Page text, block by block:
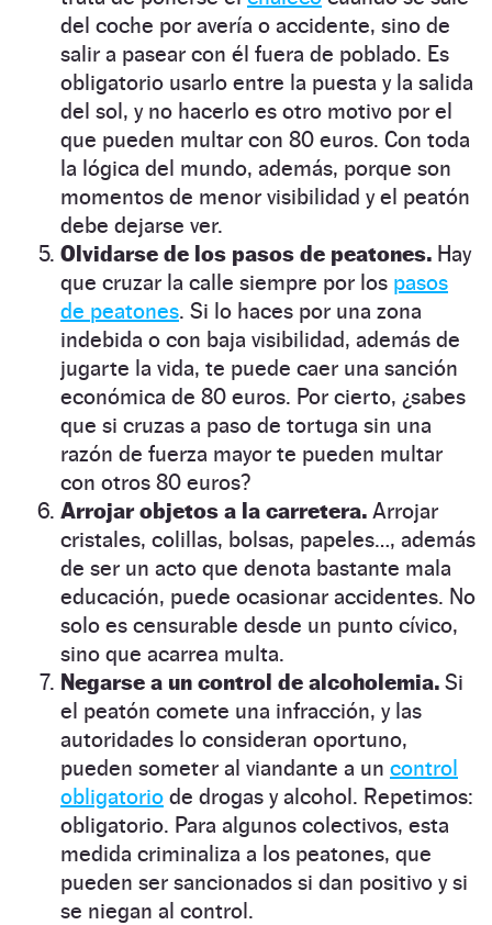
del coche por avería o accidente, sino de
salir a pasear con él fuera de poblado. Es
obligatorio usarlo entre la puesta y la salida
del sol, y no hacerlo es otro motivo por el
que pueden multar con 80 euros. Con toda
la lógica del mundo, además, porque son
momentos de menor visibilidad y el peatón
debe dejarse ver.
Olvidarse de los pasos de peatones. Hay
que cruzar la calle siempre por los pasos
de peatones. Si lo haces por una zona
indebida o con baja visibilidad, además de
jugarte la vida, te puede caer una sanción
económica de 80 euros. Por cierto, ¿sabes
que si cruzas a paso de tortuga sin una
razón de fuerza mayor te pueden multar
con otros 80 euros?
Arrojar objetos a la carretera. Arrojar
cristales, colillas, bolsas, papeles…, además
de ser un acto que denota bastante mala
educación, puede ocasionar accidentes. No
solo es censurable desde un punto cívico,
sino que acarrea multa.
Negarse a un control de alcoholemia. Si
el peatón comete una infracción, y las
autoridades lo consideran oportuno,
pueden someter al viandante a un control
obligatorio de drogas y alcohol. Repetimos:
obligatorio. Para algunos colectivos, esta
medida criminaliza a los peatones, que
pueden ser sancionados si dan positivo y si
se niegan al control.